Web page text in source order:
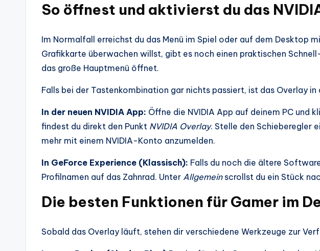
So öffnest und aktivierst du das
Im Normalfall erreichst du das Menü im Spiel oder auf dem Desktop
Grafikkarte überwachen willst, gibt es noch einen praktischen
das große Hauptmenü öffnet.
Falls bei der Tastenkombination gar nichts passiert, ist das Overlay
In der neuen NVIDIA App: Öffne die NVIDIA App auf deinem PC und
findest du direkt den Punkt NVIDIA Overlay. Stelle den Schieberegler
mehr mit einem NVIDIA-Konto anzumelden.
In GeForce Experience (Klassisch): Falls du noch die ältere
Profilnamen auf das Zahnrad. Unter Allgemeinscrollst du ein Stück
Die besten Funktionen für Gamer im
Sobald das Overlay läuft, stehen dir verschiedene Werkzeuge zur